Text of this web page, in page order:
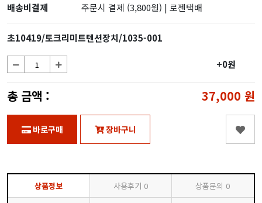
배송비결제
주문시 결제 (3,800원) | 로젠택배
초10419/토크리미트텐션장치/1035-001
+0원
총 금액 : 37,000 원
바로구매 장바구니
상품정보 사용후기 0 상품문의 0